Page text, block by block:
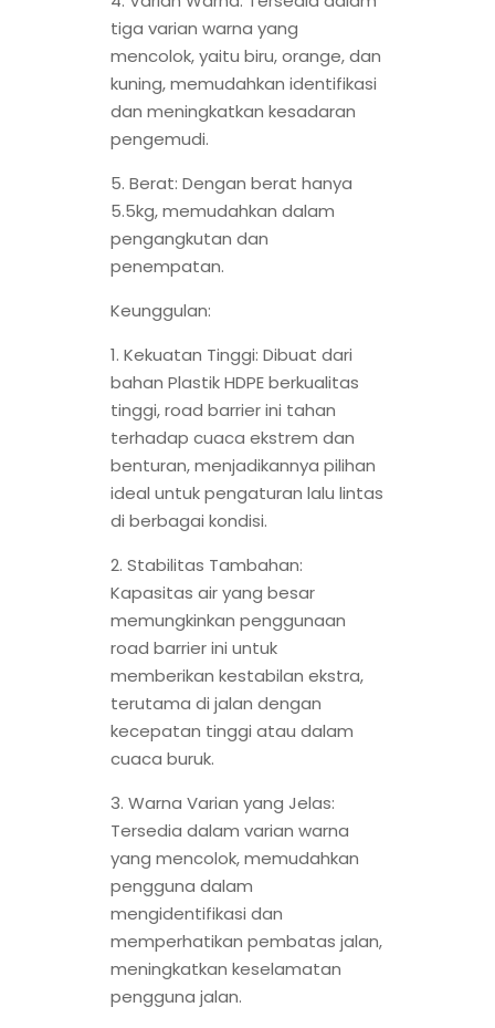
tiga varian warna yang
mencolok, yaitu biru, orange, dan
kuning, memudahkan identifikasi
dan meningkatkan kesadaran
pengemudi.
5. Berat: Dengan berat hanya
5.5kg, memudahkan dalam
pengangkutan dan
penempatan.
Keunggulan:
1. Kekuatan Tinggi: Dibuat dari
bahan Plastik HDPE berkualitas
tinggi, road barrier ini tahan
terhadap cuaca ekstrem dan
benturan, menjadikannya pilihan
ideal untuk pengaturan lalu lintas
di berbagai kondisi.
2. Stabilitas Tambahan:
Kapasitas air yang besar
memungkinkan penggunaan
road barrier ini untuk
memberikan kestabilan ekstra,
terutama di jalan dengan
kecepatan tinggi atau dalam
cuaca buruk.
3. Warna Varian yang Jelas:
Tersedia dalam varian warna
yang mencolok, memudahkan
pengguna dalam
mengidentifikasi dan
memperhatikan pembatas jalan,
meningkatkan keselamatan
pengguna jalan.